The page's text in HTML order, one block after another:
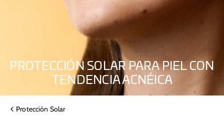
PROTECCIÓN SOLAR PARA PIEL CON
TENDENCIA ACNÉICA
Protección Solar